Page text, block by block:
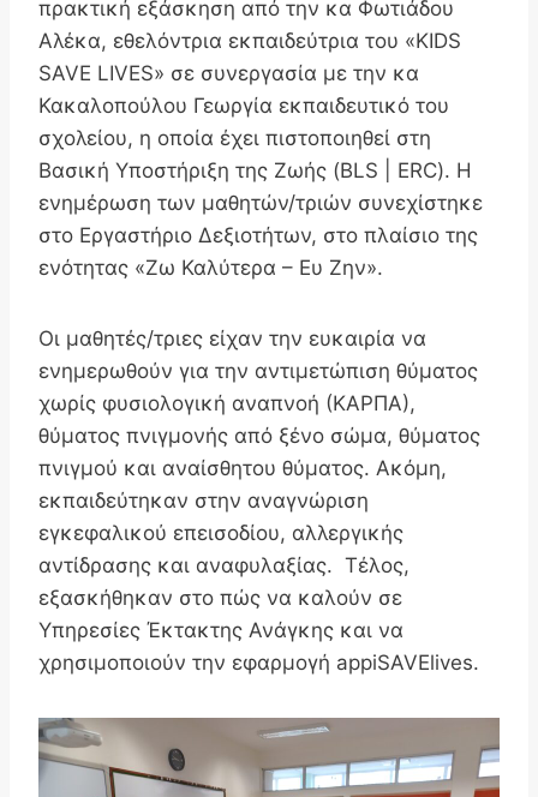
πρακτική εξάσκηση από την κα Φωτιάδου
Αλέκα, εθελόντρια εκπαιδεύτρια του «KIDS
SAVE LIVES» σε συνεργασία με την κα
Κακαλοπούλου Γεωργία εκπαιδευτικό του
σχολείου, η οποία έχει πιστοποιηθεί στη
Βασική Υποστήριξη της Ζωής (BLS | ERC). Η
ενημέρωση των μαθητών/τριών συνεχίστηκε
στο Εργαστήριο Δεξιοτήτων, στο πλαίσιο της
ενότητας «Ζω Καλύτερα – Ευ Ζην».
Οι μαθητές/τριες είχαν την ευκαιρία να
ενημερωθούν για την αντιμετώπιση θύματος
χωρίς φυσιολογική αναπνοή (ΚΑΡΠΑ),
θύματος πνιγμονής από ξένο σώμα, θύματος
πνιγμού και αναίσθητου θύματος. Ακόμη,
εκπαιδεύτηκαν στην αναγνώριση
εγκεφαλικού επεισοδίου, αλλεργικής
αντίδρασης και αναφυλαξίας. Τέλος,
εξασκήθηκαν στο πώς να καλούν σε
Υπηρεσίες Έκτακτης Ανάγκης και να
χρησιμοποιούν την εφαρμογή appiSAVElives.